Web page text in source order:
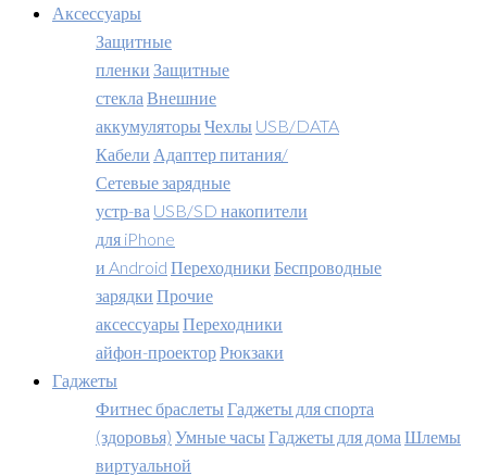
Аксессуары
Защитные
пленки Защитные
стекла Внешние
аккумуляторы Чехлы USB/DATA
Кабели Адаптер питания/
Сетевые зарядные
устр-ва USB/SD накопители
для iPhone
и Android Переходники Беспроводные
зарядки Прочие
аксессуары Переходники
айфон-проекторРюкзаки
Гаджеты
Фитнес браслеты Гаджеты для спорта
(здоровья) Умные часы Гаджеты для дома Шлемы
виртуальной